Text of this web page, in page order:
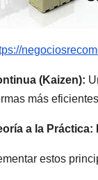
(Kaizen):
más
a la
estos